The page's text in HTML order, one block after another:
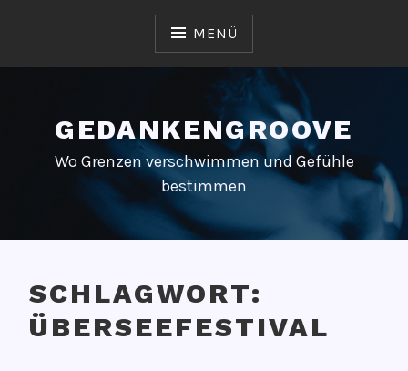
MENÜ
GEDANKENGROOVE
Wo Grenzen verschwimmen und Gefühle
bestimmen
SCHLAGWORT:
ÜBERSEEFESTIVAL